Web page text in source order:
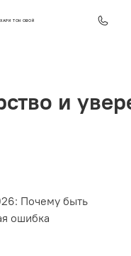
Почему быть
ошибка